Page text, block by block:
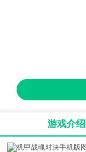
游戏介绍